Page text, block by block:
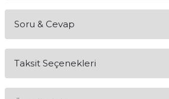
MalzemeDayanıklı Plastik / Kompozit
Soru & Cevap
Taksit Seçenekleri